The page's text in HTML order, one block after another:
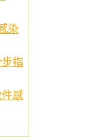
染
指
感